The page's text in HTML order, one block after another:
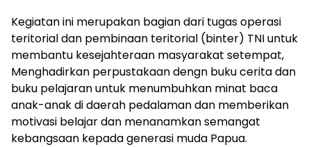
Kegiatan ini merupakan bagian dari tugas operasi
teritorial dan pembinaan teritorial (binter) TNI untuk
membantu kesejahteraan masyarakat setempat,
Menghadirkan perpustakaan dengn buku cerita dan
buku pelajaran untuk menumbuhkan minat baca
anak-anak di daerah pedalaman dan memberikan
motivasi belajar dan menanamkan semangat
kebangsaan kepada generasi muda Papua.